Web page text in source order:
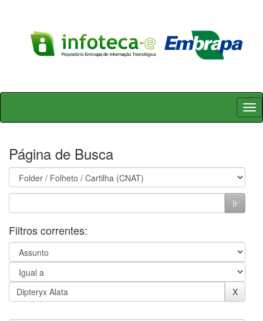
Skip
Página de Busca
Filtros correntes: